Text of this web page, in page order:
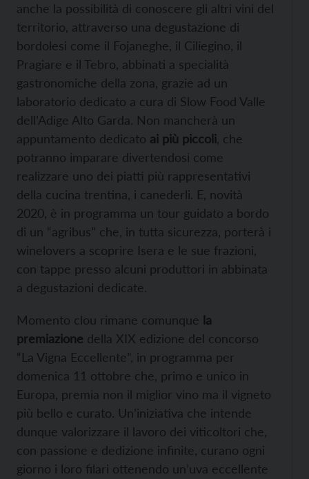
anche la possibilità di conoscere gli altri vini del
territorio, attraverso una degustazione di
bordolesi come il Fojaneghe, il Ciliegino, il
Pragiare e il Tebro, abbinati a specialità
gastronomiche della zona, grazie ad un
laboratorio dedicato a cura di Slow Food Valle
dell’Adige Alto Garda. Non mancherà un
appuntamento dedicato ai più piccoli , che
potranno imparare divertendosi come
realizzare uno dei piatti più rappresentativi
della cucina trentina, i canederli. E, novità
2020, è in programma un tour guidato a bordo
di un “agribus” che, in tutta sicurezza, porterà i
winelovers a scoprire Isera e le sue frazioni,
con tappe presso alcuni produttori in abbinata
a degustazioni dedicate.
Momento clou rimane comunque la
premiazione della XIX edizione del concorso
“La Vigna Eccellente”, in programma per
domenica 11 ottobre che, primo e unico in
Europa, premia non il miglior vino ma il vigneto
più bello e curato. Un’iniziativa che intende
dunque valorizzare il lavoro dei viticoltori che,
con passione e dedizione infinite, curano ogni
giorno i loro filari ottenendo un’uva eccellente